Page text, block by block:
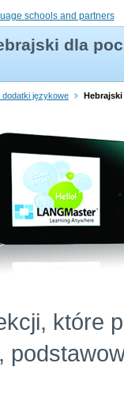
schools and partners
dla
dodatki językowe
które